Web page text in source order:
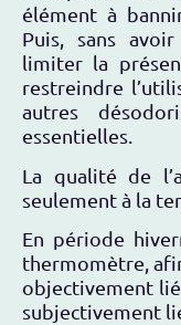
élément à
Puis, sans
limiter la
restreindre
autres
essentielles.
La qualité de
seulement à la
En période
thermomètre,
objectivement
subjectivement